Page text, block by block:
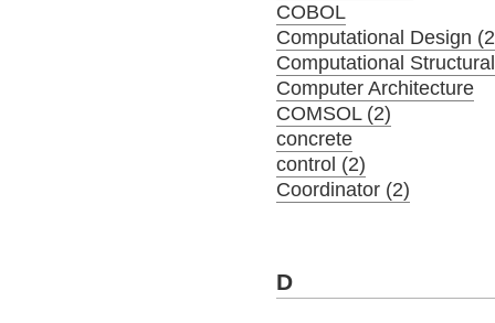
COBOL
Computational Design
Computational
Computer Architecture
COMSOL (2)
concrete
control (2)
Coordinator (2)
D